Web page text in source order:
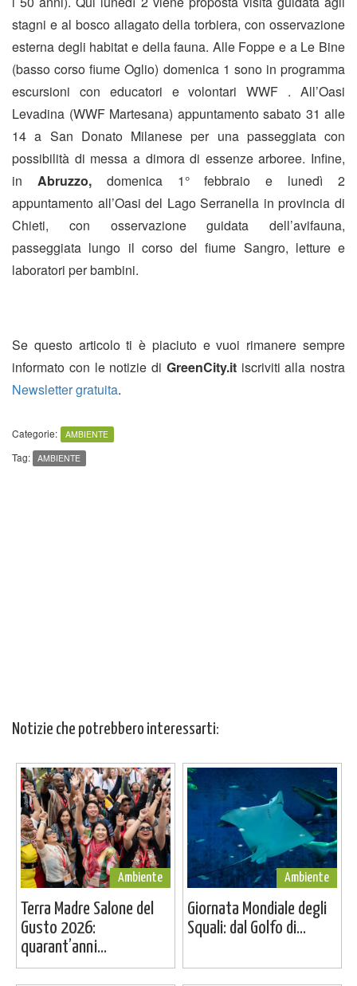
stagni e al bosco allagato della torbiera, con osservazione
esterna degli habitat e della fauna. Alle Foppe e a Le Bine
(basso corso fiume Oglio) domenica 1 sono in programma
escursioni con educatori e volontari WWF . All’Oasi
Levadina (WWF Martesana) appuntamento sabato 31 alle
14 a San Donato Milanese per una passeggiata con
possibilità di messa a dimora di essenze arboree. Infine,
in Abruzzo, domenica 1° febbraio e lunedì 2
appuntamento all’Oasi del Lago Serranella in provincia di
Chieti, con osservazione guidata dell’avifauna,
passeggiata lungo il corso del fiume Sangro, letture e
laboratori per bambini.
Se questo articolo ti è piaciuto e vuoi rimanere sempre
informato con le notizie di GreenCity.itiscriviti alla nostra
Newsletter gratuita.
Categorie: AMBIENTE
Tag: AMBIENTE
Notizie che potrebbero interessarti:
Ambiente
Terra Madre Salone del
Gusto 2026:
quarant’anni...
Ambiente
Giornata Mondiale degli
Squali: dal Golfo di...